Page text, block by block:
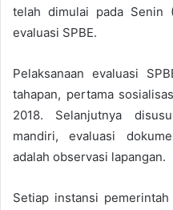
telah dimulai pada Senin
evaluasi SPBE.
Pelaksanaan evaluasi
tahapan, pertama
2018. Selanjutnya
mandiri, evaluasi
adalah observasi lapangan.
Setiap instansi